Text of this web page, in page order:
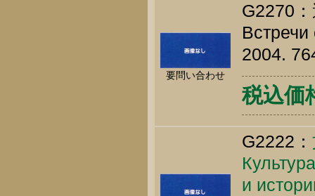
要問い合わせ
G2270
2004.
税込価
G2222：
и